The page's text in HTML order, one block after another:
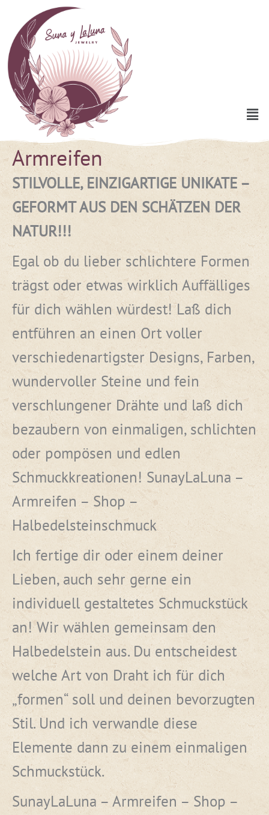
Inhalt
springen
Armreifen
STILVOLLE, EINZIGARTIGE UNIKATE –
GEFORMT AUS DEN SCHÄTZEN DER
NATUR!!!
Egal ob du lieber schlichtere Formen
trägst oder etwas wirklich Auffälliges
für dich wählen würdest! Laß dich
entführen an einen Ort voller
verschiedenartigster Designs, Farben,
wundervoller Steine und fein
verschlungener Drähte und laß dich
bezaubern von einmaligen, schlichten
oder pompösen und edlen
Schmuckkreationen! SunayLaLuna –
Armreifen – Shop –
Halbedelsteinschmuck
Ich fertige dir oder einem deiner
Lieben, auch sehr gerne ein
individuell gestaltetes Schmuckstück
an! Wir wählen gemeinsam den
Halbedelstein aus. Du entscheidest
welche Art von Draht ich für dich
„formen“ soll und deinen bevorzugten
Stil. Und ich verwandle diese
Elemente dann zu einem einmaligen
Schmuckstück.
SunayLaLuna – Armreifen – Shop –
Nach
Aktualität
sortiert